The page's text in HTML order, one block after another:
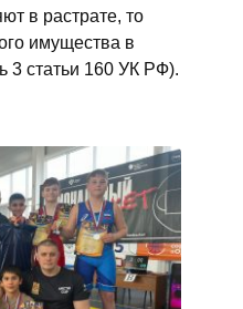
в растрате, то
имущества в
3 статьи 160 УК РФ).